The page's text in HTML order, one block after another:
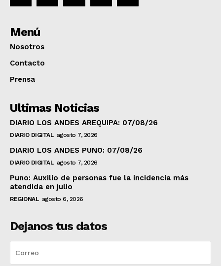
Menú
Nosotros
Contacto
Prensa
Ultimas Noticias
DIARIO LOS ANDES AREQUIPA: 07/08/26
DIARIO DIGITAL agosto 7, 2026
DIARIO LOS ANDES PUNO: 07/08/26
DIARIO DIGITAL agosto 7, 2026
Puno: Auxilio de personas fue la incidencia más
atendida en julio
REGIONAL agosto 6, 2026
Dejanos tus datos